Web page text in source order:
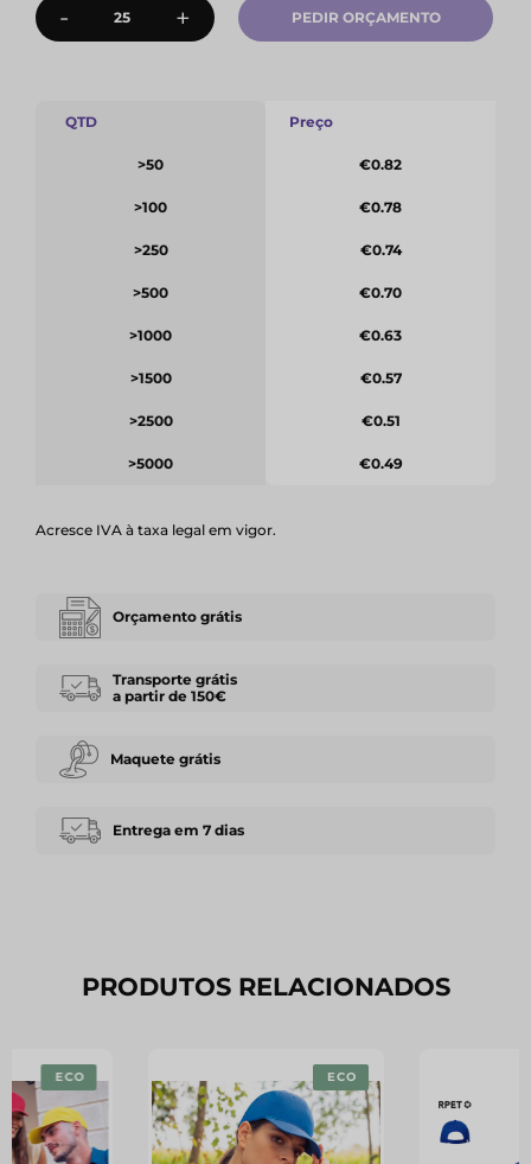
- + PEDIR ORÇAMENTO
QTD
>50
>100
>250
>500
>1000
>1500
>2500
>5000
Preço
€0.82
€0.78
€0.74
€0.70
€0.63
€0.57
€0.51
€0.49
Acresce IVA à taxa legal em vigor.
Orçamento grátis
Transporte grátis
a partir de 150€
Maquete grátis
Entrega em 7 dias
PRODUTOS RELACIONADOS
ECO ECO